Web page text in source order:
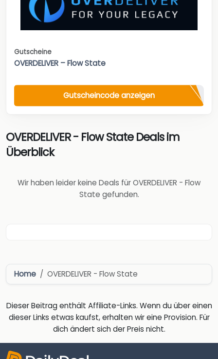
Gutscheine
OVERDELIVER – Flow State
Gutscheincode anzeigen
OVERDELIVER - Flow State Deals im
Überblick
Wir haben leider keine Deals für OVERDELIVER - Flow
State gefunden.
Home OVERDELIVER - Flow State
Dieser Beitrag enthält Affiliate-Links. Wenn du über einen
dieser Links etwas kaufst, erhalten wir eine Provision. Für
dich ändert sich der Preis nicht.